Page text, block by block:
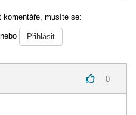
komentáře, musíte se:
nebo Přihlásit
0